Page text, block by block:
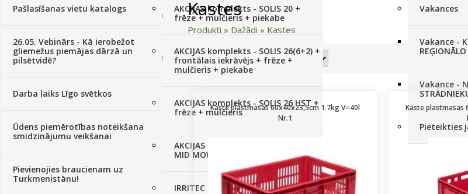
Pašlasīšanas vietu katalogs
26.05. Vebinārs - Kā ierobežot
gliemežus piemājas dārzā un
pilsētvidē?
Darba laiks Līgo svētkos
Ūdens piemērotības noteikšana
smidzinājumu veikšanai
Pievienojies braucienam uz
Turkmenistānu!
AKCIJAS komplekts - SOLIS 20 +
frēze + mulčieris + piekabe
AKCIJAS komplekts - SOLIS 26(6+2) +
frontālais iekrāvējs + frēze +
mulčieris + piekabe
AKCIJAS komplekts - SOLIS 26 HST +
frēze + mulčieris
AKCIJAS komplekts - SOLIS 26 HST +
MID MOWER + piekabe
IRRITEC Pilienlaistīšanas komplekti
Vakances
Vakance -
Vakance -
Pieteikties
Traktori, tehnika, rezerves daļas,
Sēklas, sīpoli, ķiploki, sīpolpuķes,
kartupeļi
Augu aizsardzība(366)
Mēslojumi(495)
Augsne, kūdra, mulča
Kastes
Produkti » Dažādi » Kastes
Kārtot pēc
Kaste plastmasas 60x40x23,5cm 1.7kg V=40l
Nr.1
Kaste plastmasas